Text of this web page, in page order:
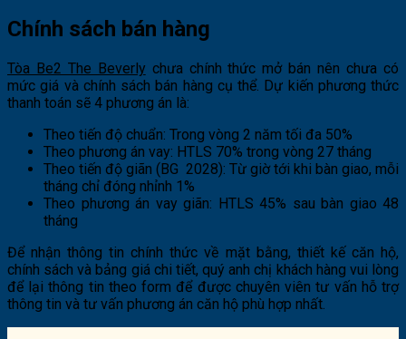
Chính sách bán hàng
Tòa Be2 The Beverly chưa chính thức mở bán nên chưa có
mức giá và chính sách bán hàng cụ thể. Dự kiến phương thức
thanh toán sẽ 4 phương án là:
Theo tiến độ chuẩn: Trong vòng 2 năm tối đa 50%
Theo phương án vay: HTLS 70% trong vòng 27 tháng
Theo tiến độ giãn (BG 2028): Từ giờ tới khi bàn giao, mỗi
tháng chỉ đóng nhỉnh 1%
Theo phương án vay giãn: HTLS 45% sau bàn giao 48
tháng
Để nhận thông tin chính thức về mặt bằng, thiết kế căn hộ,
chính sách và bảng giá chi tiết, quý anh chị khách hàng vui lòng
để lại thông tin theo form để được chuyên viên tư vấn hỗ trợ
thông tin và tư vấn phương án căn hộ phù hợp nhất.